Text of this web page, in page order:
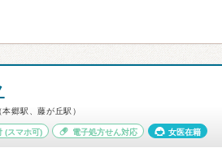
郷駅、藤が丘駅）
(スマホ可) 電子処方せん対応 女医在籍